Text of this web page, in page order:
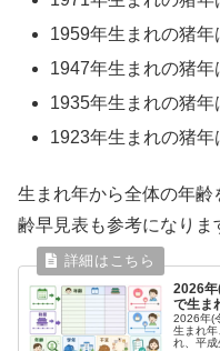
1959年生まれの猪
1947年生まれの猪
1935年生まれの猪
1923年生まれの猪
生まれ年から全体の年
齢早見表も参考になりま
2026年
で生ま
2026年(
生まれ年
れ、平成